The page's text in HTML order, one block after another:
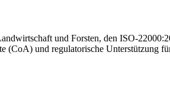
und Forsten, den ISO-
(CoA) und regulatorische Unterstützung